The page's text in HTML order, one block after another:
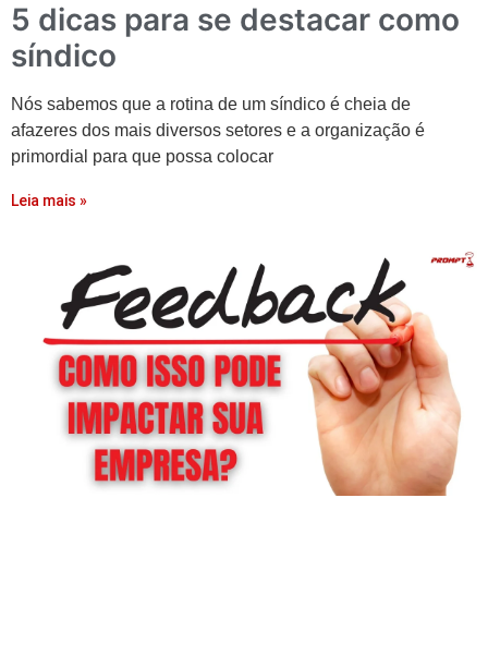
5 dicas para se destacar como
síndico
Nós sabemos que a rotina de um síndico é cheia de
afazeres dos mais diversos setores e a organização é
primordial para que possa colocar
Leia mais »